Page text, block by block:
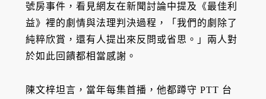
號房事件，看見網友在新聞討論中提及《最佳利
益》裡的劇情與法理判決過程，「我們的劇除了
純粹欣賞，還有人提出來反問或省思。」兩人對
於如此回饋都相當感謝。
陳文梓坦言，當年每集首播，他都蹲守 PTT 台